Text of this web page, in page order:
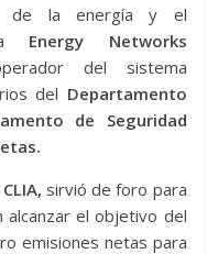
de la energía y el
Energy Networks
del sistema
del Departamento
de Seguridad
CLIA, sirvió de foro para
el objetivo del
emisiones netas para